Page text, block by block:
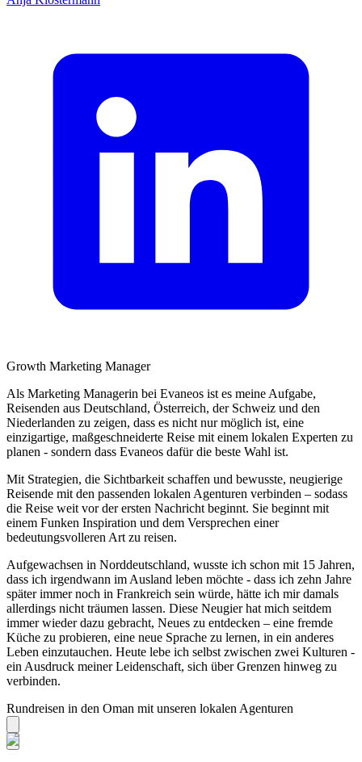
Growth Marketing Manager
Als Marketing Managerin bei Evaneos ist es meine Aufgabe,
Reisenden aus Deutschland, Österreich, der Schweiz und den
Niederlanden zu zeigen, dass es nicht nur möglich ist, eine
einzigartige, maßgeschneiderte Reise mit einem lokalen Experten zu
planen - sondern dass Evaneos dafür die beste Wahl ist.
Mit Strategien, die Sichtbarkeit schaffen und bewusste, neugierige
Reisende mit den passenden lokalen Agenturen verbinden – sodass
die Reise weit vor der ersten Nachricht beginnt. Sie beginnt mit
einem Funken Inspiration und dem Versprechen einer
bedeutungsvolleren Art zu reisen.
Aufgewachsen in Norddeutschland, wusste ich schon mit 15 Jahren,
dass ich irgendwann im Ausland leben möchte - dass ich zehn Jahre
später immer noch in Frankreich sein würde, hätte ich mir damals
allerdings nicht träumen lassen. Diese Neugier hat mich seitdem
immer wieder dazu gebracht, Neues zu entdecken – eine fremde
Küche zu probieren, eine neue Sprache zu lernen, in ein anderes
Leben einzutauchen. Heute lebe ich selbst zwischen zwei Kulturen -
ein Ausdruck meiner Leidenschaft, sich über Grenzen hinweg zu
verbinden.
Rundreisen in den Oman mit unseren lokalen Agenturen